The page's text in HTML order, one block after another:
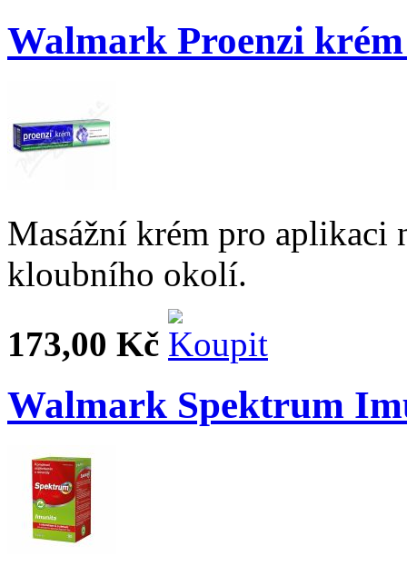
Walmark Proenzi
Masážní krém pro aplikaci
kloubního okolí.
173,00 Kč
Walmark Spektrum